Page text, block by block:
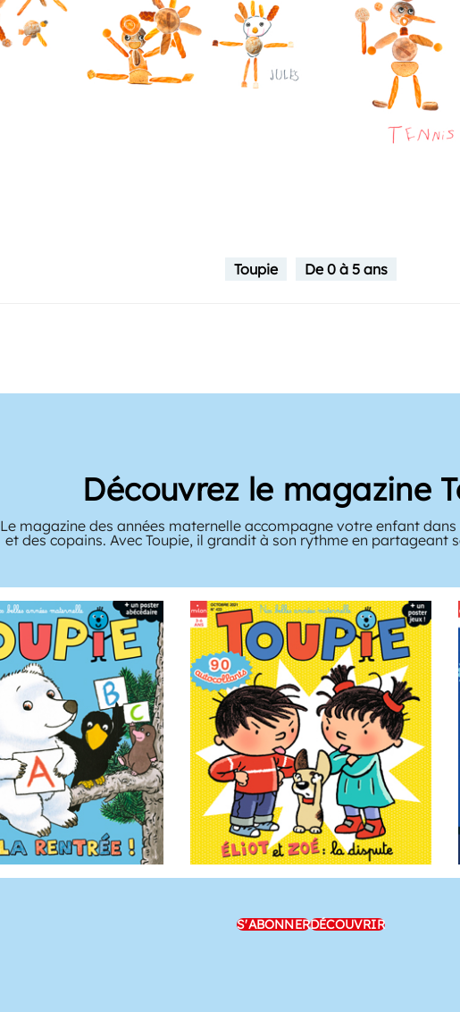
Toupie De 0 à 5 ans
Découvrez le magazine
Le magazine des années maternelle accompagne votre enfant
et des copains. Avec Toupie, il grandit à son rythme en partageant
S'ABONNERDÉCOUVRIR